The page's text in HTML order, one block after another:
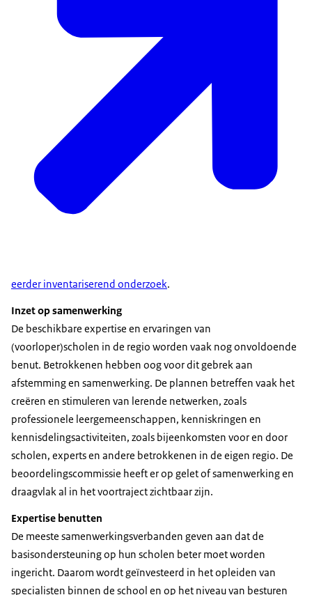
eerder inventariserend onderzoek.
Inzet op samenwerking
De beschikbare expertise en ervaringen van
(voorloper)scholen in de regio worden vaak nog onvoldoende
benut. Betrokkenen hebben oog voor dit gebrek aan
afstemming en samenwerking. De plannen betreffen vaak het
creëren en stimuleren van lerende netwerken, zoals
professionele leergemeenschappen, kenniskringen en
kennisdelingsactiviteiten, zoals bijeenkomsten voor en door
scholen, experts en andere betrokkenen in de eigen regio. De
beoordelingscommissie heeft er op gelet of samenwerking en
draagvlak al in het voortraject zichtbaar zijn.
Expertise benutten
De meeste samenwerkingsverbanden geven aan dat de
basisondersteuning op hun scholen beter moet worden
ingericht. Daarom wordt geïnvesteerd in het opleiden van
specialisten binnen de school en op het niveau van besturen